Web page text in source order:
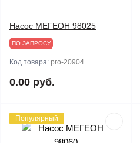
Насос МЕГЕОН 98025
ПО ЗАПРОСУ
Код товара: pro-20904
0.00 руб.
Популярный